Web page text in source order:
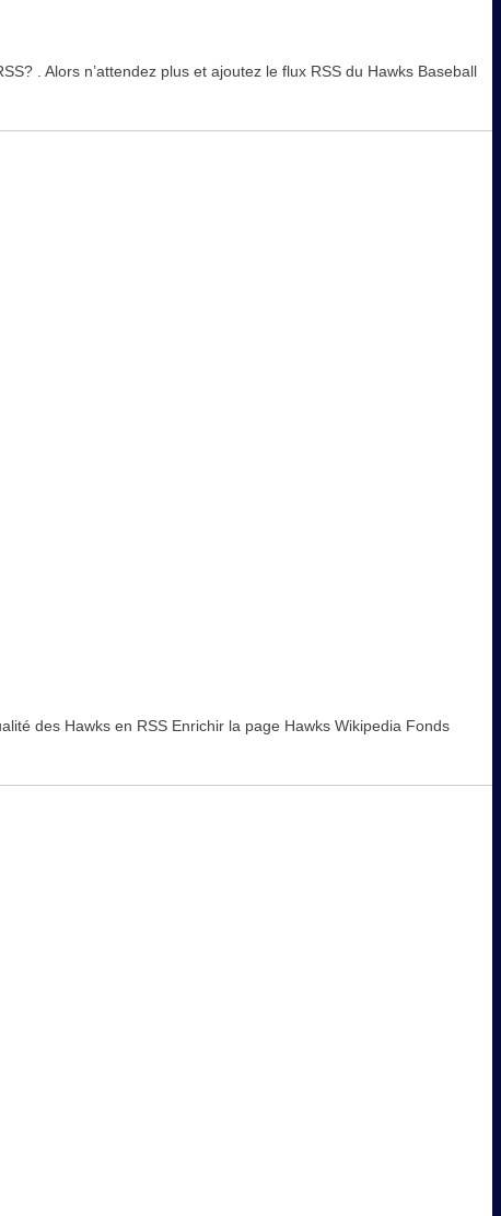
. Alors n’attendez plus et ajoutez le flux RSS du Hawks Baseball
des Hawks en RSS Enrichir la page Hawks Wikipedia Fonds